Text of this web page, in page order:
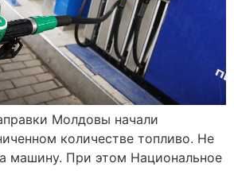
Молдовы начали
количестве топливо. Не
машину. При этом Национальное